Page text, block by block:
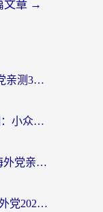
文章 →
雷神手游和sixfast哪个好？海外党亲测3款回国加速器，教你选对不踩坑
穿梭和快喵好用吗？海外党亲测：小众加速器对比+番茄加速器深度体验
云极和Unblock Youku好用吗？海外党亲测+2026回国加速器避坑指南
ChickCN和海外回国好用吗？海外党2026亲测：从手游到影音，选对加速器的3个关键